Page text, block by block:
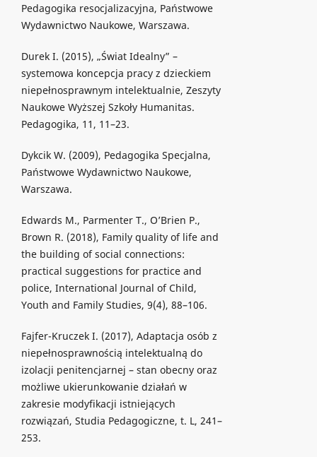
Pedagogika resocjalizacyjna, Państwowe
Wydawnictwo Naukowe, Warszawa.
Durek I. (2015), „Świat Idealny” –
systemowa koncepcja pracy z dzieckiem
niepełnosprawnym intelektualnie, Zeszyty
Naukowe Wyższej Szkoły Humanitas.
Pedagogika, 11, 11–23.
Dykcik W. (2009), Pedagogika Specjalna,
Państwowe Wydawnictwo Naukowe,
Warszawa.
Edwards M., Parmenter T., O’Brien P.,
Brown R. (2018), Family quality of life and
the building of social connections:
practical suggestions for practice and
police, International Journal of Child,
Youth and Family Studies, 9(4), 88–106.
Fajfer-Kruczek I. (2017), Adaptacja osób z
niepełnosprawnością intelektualną do
izolacji penitencjarnej – stan obecny oraz
możliwe ukierunkowanie działań w
zakresie modyfikacji istniejących
rozwiązań, Studia Pedagogiczne, t. L, 241–
253.